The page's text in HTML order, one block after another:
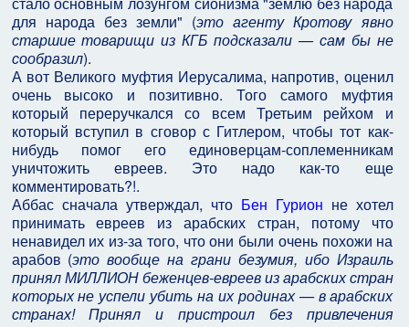
для народа без земли" (это агенту Кротову явно
старшие товарищи из КГБ подсказали — сам бы не
сообразил).
А вот Великого муфтия Иерусалима, напротив, оценил
очень высоко и позитивно. Того самого муфтия
который переручкался со всем Третьим рейхом и
который вступил в сговор с Гитлером, чтобы тот как-
нибудь помог его единоверцам-соплеменникам
уничтожить евреев. Это надо как-то еще
комментировать?!.
Аббас сначала утверждал, что Бен Гурион не хотел
принимать евреев из арабских стран, потому что
ненавидел их из-за того, что они были очень похожи на
арабов (это вообще на грани безумия, ибо Израиль
принял МИЛЛИОН беженцев-евреев из арабских стран
которых не успели убить на их родинах — в арабских
странах! Принял и пристроил без привлечения